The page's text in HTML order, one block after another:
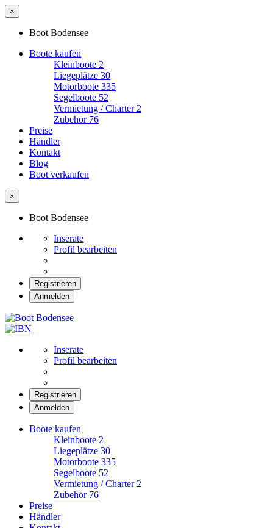
×
Boot Bodensee
Boote kaufen
Kleinboote 2
Liegeplätze 30
Motorboote 335
Segelboote 52
Vermietung / Charter 2
Zubehör 76
Preise
Händler
Kontakt
Blog
Boot verkaufen
×
Boot Bodensee
Inserate
Profil bearbeiten
Registrieren
Anmelden
Inserate
Profil bearbeiten
Registrieren
Anmelden
Boote kaufen
Kleinboote 2
Liegeplätze 30
Motorboote 335
Segelboote 52
Vermietung / Charter 2
Zubehör 76
Preise
Händler